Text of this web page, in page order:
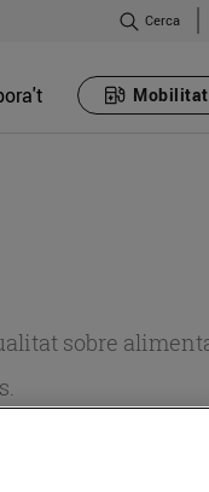
Cerca
Mobilitat
sobre